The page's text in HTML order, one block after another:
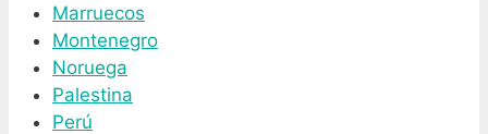
Marruecos
Montenegro
Noruega
Palestina
Perú